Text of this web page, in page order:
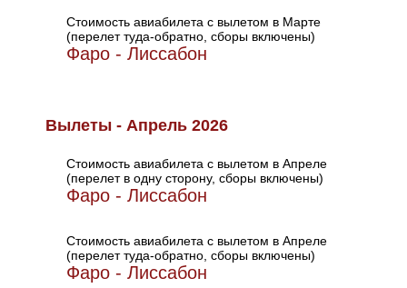
Стоимость авиабилета с вылетом в Марте
(перелет туда-обратно, сборы включены)
Фаро - Лиссабон
Вылеты - Апрель 2026
Стоимость авиабилета с вылетом в Апреле
(перелет в одну сторону, сборы включены)
Фаро - Лиссабон
Стоимость авиабилета с вылетом в Апреле
(перелет туда-обратно, сборы включены)
Фаро - Лиссабон